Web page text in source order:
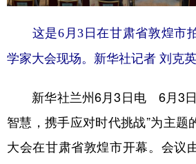
彩票 娱乐 时尚
这是6月3日在甘肃省敦煌市
学家大会现场。新华社记者 刘克
新华社兰州6月3日电 6月3日
智慧，携手应对时代挑战”为主题
大会在甘肃省敦煌市开幕。会议